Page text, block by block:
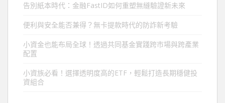
告別紙本時代：金融FastID如何重塑無縫驗證新未來
便利與安全能否兼得？無卡提款時代的防詐新考驗
小資金也能布局全球！透過共同基金實踐跨市場與跨產業
配置
小資族必看！選擇透明度高的ETF，輕鬆打造長期穩健投
資組合